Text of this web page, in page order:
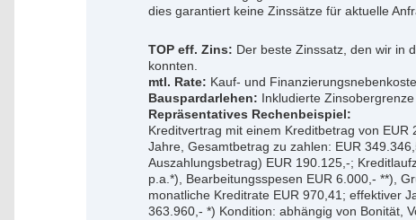
dies garantiert keine Zinssätze für aktuelle
TOP eff. Zins: Der beste Zinssatz, den wir in
konnten.
mtl. Rate: Kauf- und
Bauspardarlehen: Inkludierte Zinsobergrenze
Repräsentatives Rechenbeispiel:
Kreditvertrag mit einem Kreditbetrag von
Jahre, Gesamtbetrag zu zahlen: EUR
Auszahlungsbetrag) EUR 190.125,-;
p.a.*), Bearbeitungsspesen EUR 6.000,- **),
monatliche Kreditrate EUR 970,41; effektiver
363.960,- *) Kondition: abhängig von Bonität,